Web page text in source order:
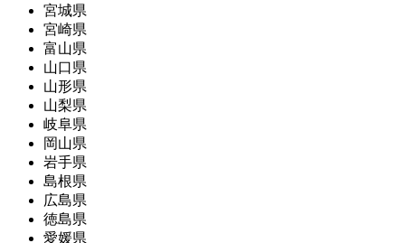
宮城県
宮崎県
富山県
山口県
山形県
山梨県
岐阜県
岡山県
岩手県
島根県
広島県
徳島県
愛媛県